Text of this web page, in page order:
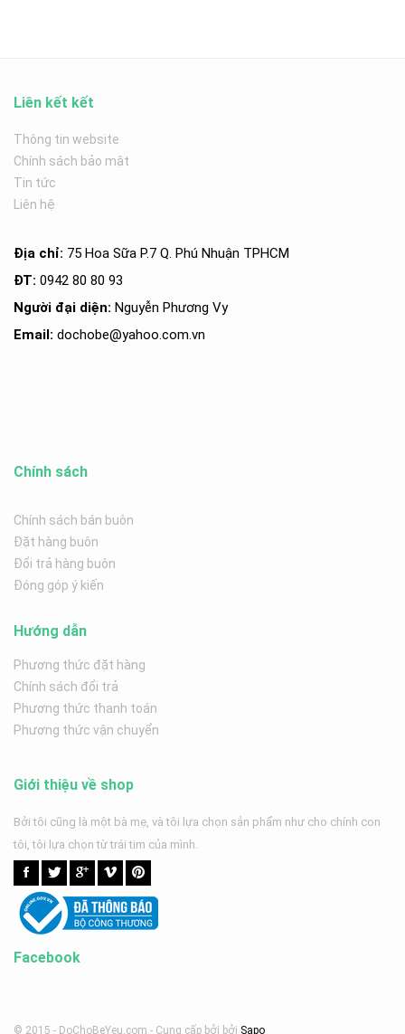
Liên kết kết
Thông tin website
Chính sách bảo mật
Tin tức
Liên hệ
Địa chỉ: 75 Hoa Sữa P.7 Q. Phú Nhuận TPHCM
ĐT: 0942 80 80 93
Người đại diện: Nguyễn Phương Vy
Email: dochobe@yahoo.com.vn
Chính sách
Chính sách bán buôn
Đặt hàng buôn
Đổi trả hàng buôn
Đóng góp ý kiến
Hướng dẫn
Phương thức đặt hàng
Chính sách đổi trả
Phương thức thanh toán
Phương thức vận chuyển
Giới thiệu về shop
Bởi tôi cũng là một bà mẹ, và tôi lựa chọn sản phẩm như cho chính con
tôi, tôi lựa chọn từ trái tim của mình.
Facebook
© 2015 - DoChoBeYeu.com - Cung cấp bởi bởi Sapo